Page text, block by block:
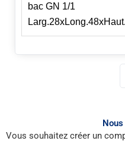
bac GN 1/1
Vous souhaitez créer un